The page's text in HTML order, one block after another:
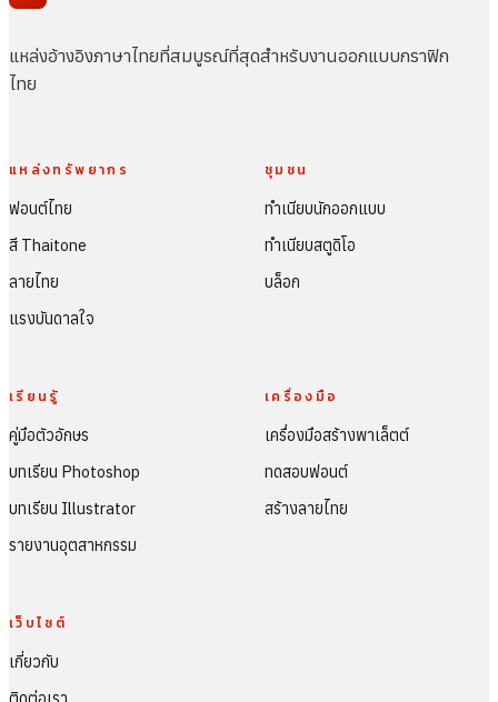
แหล่งอ้างอิงภาษาไทยที่สมบูรณ์ที่สุดสำหรับงานออกแบบกราฟิก
ไทย
แหล่งทรัพยากร
ฟอนต์ไทย
สี Thaitone
ลายไทย
แรงบันดาลใจ
ชุมชน
ทำเนียบนักออกแบบ
ทำเนียบสตูดิโอ
บล็อก
เรียนรู้
คู่มือตัวอักษร
บทเรียน Photoshop
บทเรียน Illustrator
รายงานอุตสาหกรรม
เครื่องมือ
เครื่องมือสร้างพาเล็ตต์
ทดสอบฟอนต์
สร้างลายไทย
เว็บไซต์
เกี่ยวกับ